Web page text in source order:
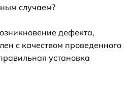
случаем?
дефекта,
с качеством проведенного
установка